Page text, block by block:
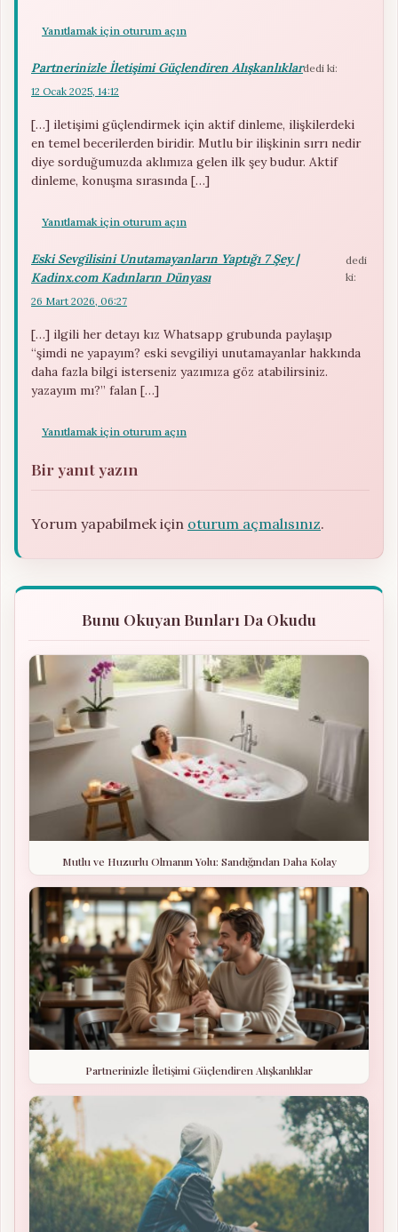
Yanıtlamak için oturum açın
Partnerinizle İletişimi Güçlendiren Alışkanlıklardedi ki:
12 Ocak 2025, 14:12
[…] iletişimi güçlendirmek için aktif dinleme, ilişkilerdeki
en temel becerilerden biridir. Mutlu bir ilişkinin sırrı nedir
diye sorduğumuzda aklımıza gelen ilk şey budur. Aktif
dinleme, konuşma sırasında […]
Yanıtlamak için oturum açın
Eski Sevgilisini Unutamayanların Yaptığı 7 Şey |
Kadinx.com Kadınların Dünyası
dedi
ki:
26 Mart 2026, 06:27
[…] ilgili her detayı kız Whatsapp grubunda paylaşıp
“şimdi ne yapayım? eski sevgiliyi unutamayanlar hakkında
daha fazla bilgi isterseniz yazımıza göz atabilirsiniz.
yazayım mı?” falan […]
Yanıtlamak için oturum açın
Bir yanıt yazın
Yorum yapabilmek için oturum açmalısınız.
Bunu Okuyan Bunları Da Okudu
Mutlu ve Huzurlu Olmanın Yolu: Sandığından Daha Kolay
Partnerinizle İletişimi Güçlendiren Alışkanlıklar